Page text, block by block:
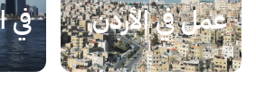
عمل في الأردن
في